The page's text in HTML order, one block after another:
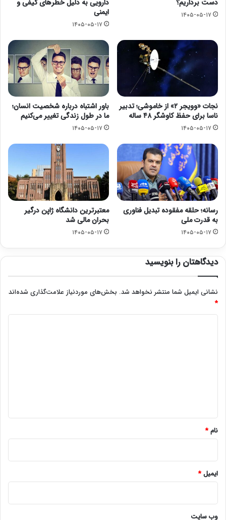
دست برداریم؟
۱۴۰۵-۰۵-۱۷
دارویی به دلیل خطرهای کیفی و
ایمنی
۱۴۰۵-۰۵-۱۷
نجات «وویجر ۲» از خاموشی؛ تدبیر
ناسا برای حفظ کاوشگر ۴۸ ساله
۱۴۰۵-۰۵-۱۷
باور اشتباه درباره شخصیت انسان؛
ما در طول زندگی تغییر می‌کنیم
۱۴۰۵-۰۵-۱۷
رسانه؛ حلقه مفقوده تبدیل فناوری
به قدرت ملی
۱۴۰۵-۰۵-۱۷
معتبرترین دانشگاه ژاپن درگیر
بحران مالی شد
۱۴۰۵-۰۵-۱۷
دیدگاهتان را بنویسید
نشانی ایمیل شما منتشر نخواهد شد. بخش‌های موردنیاز علامت‌گذاری شده‌اند
*
نام*
ایمیل*
وب‌ سایت